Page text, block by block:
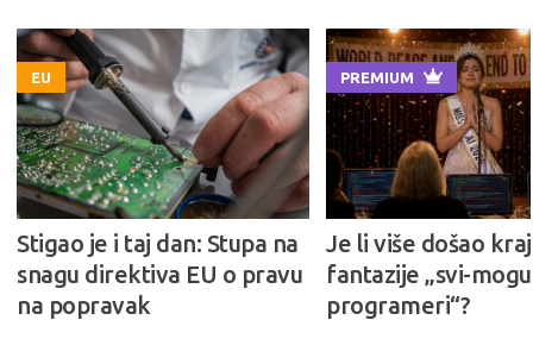
EU
Stigao je i taj dan: Stupa na
snagu direktiva EU o pravu
na popravak
PREMIUM
Je li više došao kraj
fantazije „svi-
programeri“?